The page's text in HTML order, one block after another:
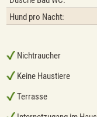
Hund pro Nacht:
Nichtraucher
Keine Haustiere
Terrasse